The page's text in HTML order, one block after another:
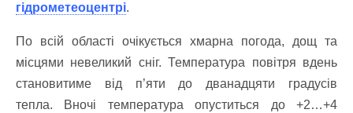
гідрометеоцентрі.
По всій області очікується хмарна погода, дощ та
місцями невеликий сніг. Температура повітря вдень
становитиме від п’яти до дванадцяти градусів
тепла. Вночі температура опуститься до +2…+4